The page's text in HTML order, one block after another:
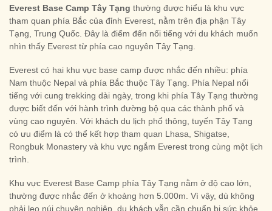
Everest Base Camp Tây Tạng thường được hiểu là khu vực
tham quan phía Bắc của đỉnh Everest, nằm trên địa phận Tây
Tạng, Trung Quốc. Đây là điểm đến nổi tiếng với du khách muốn
nhìn thấy Everest từ phía cao nguyên Tây Tạng.
Everest có hai khu vực base camp được nhắc đến nhiều: phía
Nam thuộc Nepal và phía Bắc thuộc Tây Tạng. Phía Nepal nổi
tiếng với cung trekking dài ngày, trong khi phía Tây Tạng thường
được biết đến với hành trình đường bộ qua các thành phố và
vùng cao nguyên. Với khách du lịch phổ thông, tuyến Tây Tạng
có ưu điểm là có thể kết hợp tham quan Lhasa, Shigatse,
Rongbuk Monastery và khu vực ngắm Everest trong cùng một lịch
trình.
Khu vực Everest Base Camp phía Tây Tạng nằm ở độ cao lớn,
thường được nhắc đến ở khoảng hơn 5.000m. Vì vậy, dù không
phải leo núi chuyên nghiệp, du khách vẫn cần chuẩn bị sức khỏe